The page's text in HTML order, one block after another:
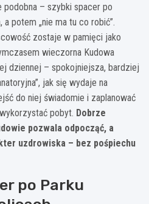
– szybki spacer po
potem „nie ma tu co robić”.
zostaje w pamięci jako
wieczorna Kudowa
dziennej – spokojniejsza, bardziej
jak się wydaje na
do niej świadomie i zaplanować
pobyt. Dobrze
pozwala odpocząć, a
uzdrowiska – bez pośpiechu
po Parku